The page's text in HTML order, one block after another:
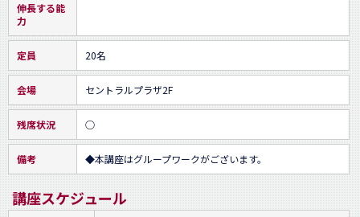
伸長する能
力
定員 20名
会場 セントラルプラザ2F
残席状況 ○
備考 ◆本講座はグループワークがございます。
講座スケジュール